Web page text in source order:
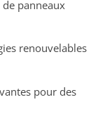
panneaux
renouvelables
pour des